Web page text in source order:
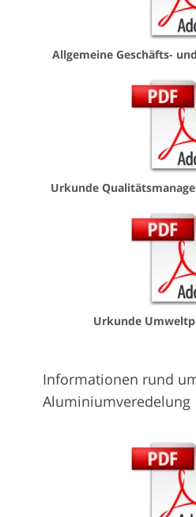
Allgemeine Geschäfts-
Urkunde
Urkunde
Informationen rund
Aluminiumveredelung